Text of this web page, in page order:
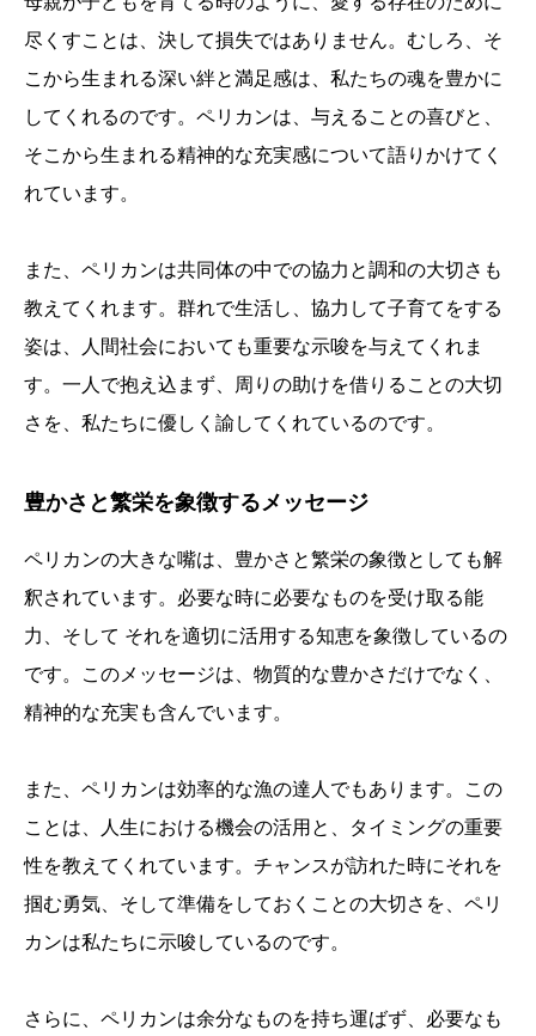
尽くすことは、決して損失ではありません。むしろ、そ
こから生まれる深い絆と満足感は、私たちの魂を豊かに
してくれるのです。ペリカンは、与えることの喜びと、
そこから生まれる精神的な充実感について語りかけてく
れています。
また、ペリカンは共同体の中での協力と調和の大切さも
教えてくれます。群れで生活し、協力して子育てをする
姿は、人間社会においても重要な示唆を与えてくれま
す。一人で抱え込まず、周りの助けを借りることの大切
さを、私たちに優しく諭してくれているのです。
豊かさと繁栄を象徴するメッセージ
ペリカンの大きな嘴は、豊かさと繁栄の象徴としても解
釈されています。必要な時に必要なものを受け取る能
力、そして それを適切に活用する知恵を象徴しているの
です。このメッセージは、物質的な豊かさだけでなく、
精神的な充実も含んでいます。
また、ペリカンは効率的な漁の達人でもあります。この
ことは、人生における機会の活用と、タイミングの重要
性を教えてくれています。チャンスが訪れた時にそれを
掴む勇気、そして準備をしておくことの大切さを、ペリ
カンは私たちに示唆しているのです。
さらに、ペリカンは余分なものを持ち運ばず、必要なも